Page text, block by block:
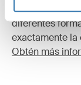
toldo, se
diferentes
exactamente la
Obtén más